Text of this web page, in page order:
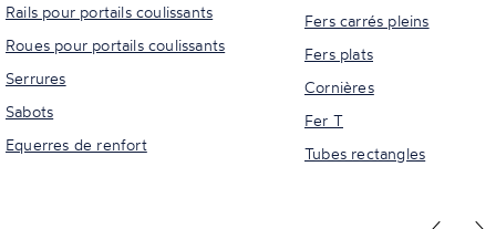
Rails pour portails coulissants
Roues pour portails coulissants
Serrures
Sabots
Equerres de renfort
Fers carrés pleins
Fers plats
Cornières
Fer T
Tubes rectangles